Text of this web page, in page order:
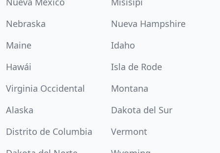
Nebraska
Nueva Hampshire
Maine
Idaho
Hawái
Isla de Rode
Virginia Occidental
Montana
Alaska
Dakota del Sur
Distrito de Columbia
Vermont